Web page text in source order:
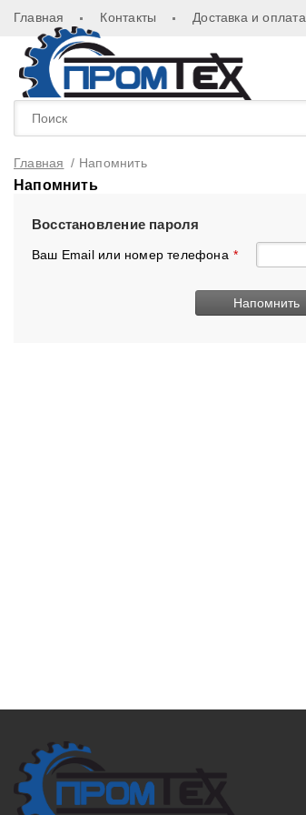
Главная Контакты Доставка и оплата
Главная / Напомнить
Напомнить
Восстановление пароля
Ваш Email или номер телефона *